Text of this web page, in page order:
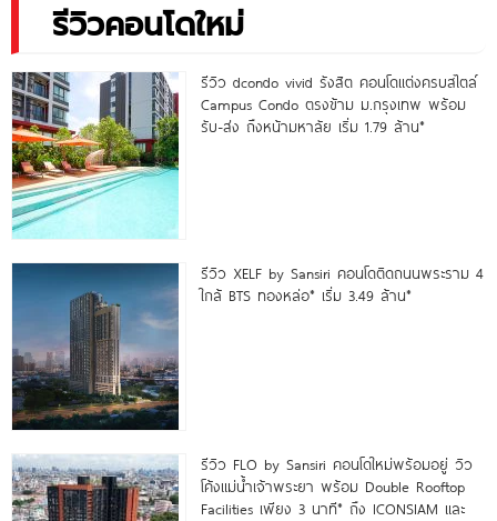
รีวิวคอนโดใหม่
รีวิว dcondo vivid รังสิต คอนโดแต่งครบสไตล์
Campus Condo ตรงข้าม ม.กรุงเทพ พร้อม
รับ-ส่ง ถึงหน้ามหาลัย เริ่ม 1.79 ล้าน*
รีวิว XELF by Sansiri คอนโดติดถนนพระราม 4
ใกล้ BTS ทองหล่อ* เริ่ม 3.49 ล้าน*
รีวิว FLO by Sansiri คอนโดใหม่พร้อมอยู่ วิว
โค้งแม่น้ำเจ้าพระยา พร้อม Double Rooftop
Facilities เพียง 3 นาที* ถึง ICONSIAM และ